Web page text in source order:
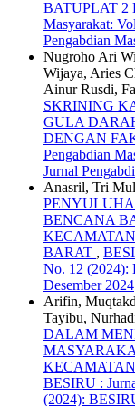
BATUPLAT 2
Masyarakat:
Pengabdian
Nugroho Ari
Wijaya, Aries
Ainur Rusdi,
SKRINING
GULA
DENGAN
Pengabdian
Jurnal
Anasril, Tri
BENCANA
BARAT ,
No. 12 (2024):
Desember 2024
Arifin,
Tayibu,
DALAM
BESIRU :
(2024):